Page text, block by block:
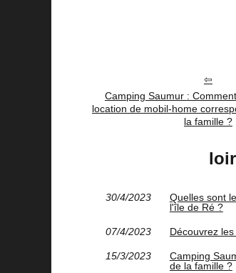
Camping Saumur :
location de mobil-home
la famille ?
30/4/2023
Quelles sont
l'île de Ré ?
07/4/2023 Découvrez
15/3/2023
Camping
de la famille ?